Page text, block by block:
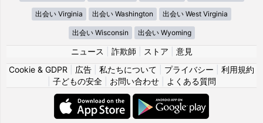
出会い Virginia 出会い Washington 出会い West Virginia
出会い Wisconsin 出会い Wyoming
ニュース 詐欺師 ストア
意見
Cookie & GDPR
広告 私たちについて プライバシー
利用規約
子どもの安全| お問い合わせ| よくある質問